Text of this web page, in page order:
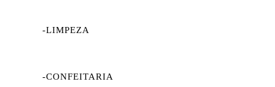
-LIMPEZA
-CONFEITARIA